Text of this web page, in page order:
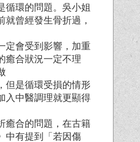
循環的問題。吳小姐
就曾經發生骨折過，
定會受到影響，加重
癒合狀況一定不理
但是循環受損的情形
入中醫調理就更顯得
癒合的問題，在古籍
中有提到「若因傷